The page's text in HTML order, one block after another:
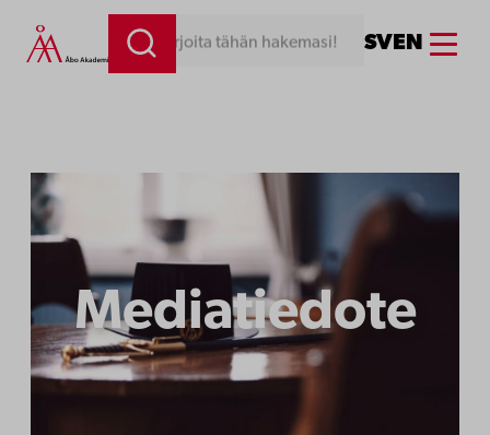
Siirry
sisältöön
Kirjoita tähän hakemasi! SVEN Menu
Mediatiedote